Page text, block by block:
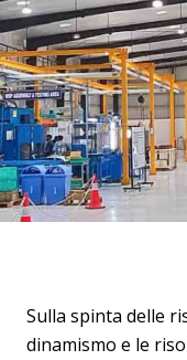
Sulla spinta delle
dinamismo e le